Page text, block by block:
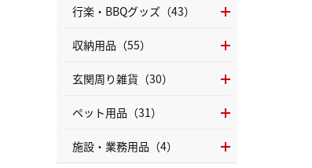
行楽・BBQグッズ（43）
収納用品（55）
玄関周り雑貨（30）
ペット用品（31）
施設・業務用品（4）